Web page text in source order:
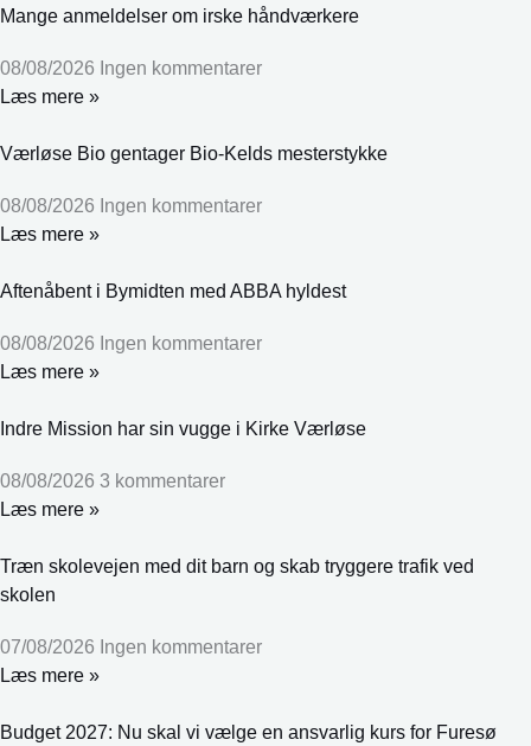
Mange anmeldelser om irske håndværkere
08/08/2026 Ingen kommentarer
Læs mere »
Værløse Bio gentager Bio-Kelds mesterstykke
08/08/2026 Ingen kommentarer
Læs mere »
Aftenåbent i Bymidten med ABBA hyldest
08/08/2026 Ingen kommentarer
Læs mere »
Indre Mission har sin vugge i Kirke Værløse
08/08/2026 3 kommentarer
Læs mere »
Træn skolevejen med dit barn og skab tryggere trafik ved
skolen
07/08/2026 Ingen kommentarer
Læs mere »
Budget 2027: Nu skal vi vælge en ansvarlig kurs for Furesø